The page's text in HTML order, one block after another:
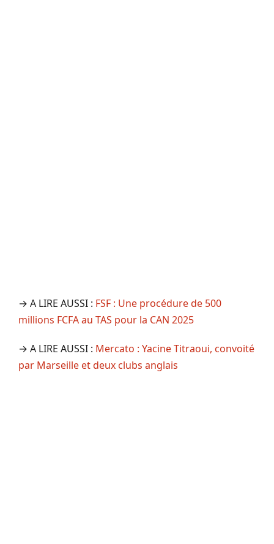
→ A LIRE AUSSI : FSF : Une procédure de 500
millions FCFA au TAS pour la CAN 2025
→ A LIRE AUSSI : Mercato : Yacine Titraoui, convoité
par Marseille et deux clubs anglais